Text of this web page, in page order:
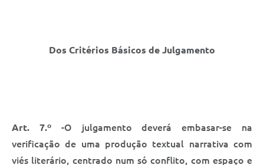
Dos Critérios Básicos de Julgamento
Art. 7.º -O julgamento deverá embasar-se na
verificação de uma produção textual narrativa com
viés literário, centrado num só conflito, com espaço e